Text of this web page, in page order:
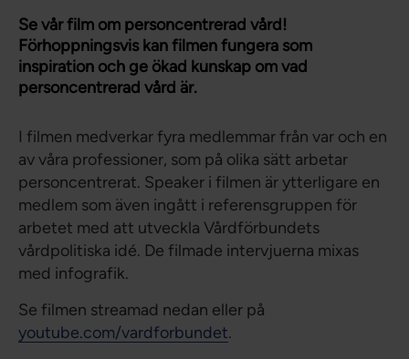
Se vår film om personcentrerad vård!
Förhoppningsvis kan filmen fungera som
inspiration och ge ökad kunskap om vad
personcentrerad vård är.
I filmen medverkar fyra medlemmar från var och en
av våra professioner, som på olika sätt arbetar
personcentrerat. Speaker i filmen är ytterligare en
medlem som även ingått i referensgruppen för
arbetet med att utveckla Vårdförbundets
vårdpolitiska idé. De filmade intervjuerna mixas
med infografik.
Se filmen streamad nedan eller på
youtube.com/vardforbundet.